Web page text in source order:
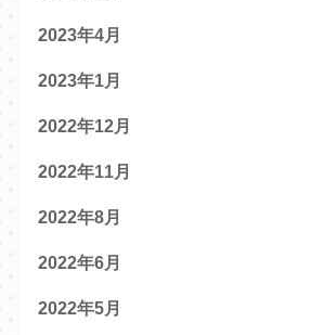
2023年4月
2023年1月
2022年12月
2022年11月
2022年8月
2022年6月
2022年5月